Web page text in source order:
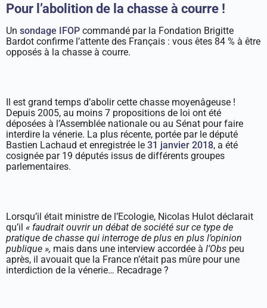
Pour l’abolition de la chasse à courre !
Un sondage IFOP commandé par la Fondation Brigitte
Bardot confirme l’attente des Français : vous êtes 84 % à être
opposés à la chasse à courre.
Il est grand temps d’abolir cette chasse moyenâgeuse !
Depuis 2005, au moins 7 propositions de loi ont été
déposées à l’Assemblée nationale ou au Sénat pour faire
interdire la vénerie. La plus récente, portée par le député
Bastien Lachaud et enregistrée le 31 janvier 2018, a été
cosignée par 19 députés issus de différents groupes
parlementaires.
Lorsqu’il était ministre de l’Ecologie, Nicolas Hulot déclarait
qu’il « faudrait ouvrir un débat de société sur ce type de
pratique de chasse qui interroge de plus en plus l’opinion
publique », mais dans une interview accordée à l’Obs peu
après, il avouait que la France n’était pas mûre pour une
interdiction de la vénerie… Recadrage ?